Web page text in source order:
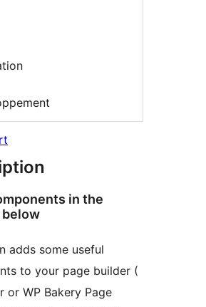
in the
adds some useful
to your page builder (
or WP Bakery Page